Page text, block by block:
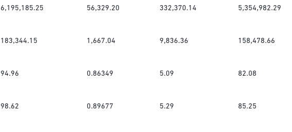
6,195,185.25 56,329.20 332,370.14 5,354,982.29
183,344.15 1,667.04 9,836.36 158,478.66
94.96 0.86349 5.09 82.08
98.62 0.89677 5.29 85.25